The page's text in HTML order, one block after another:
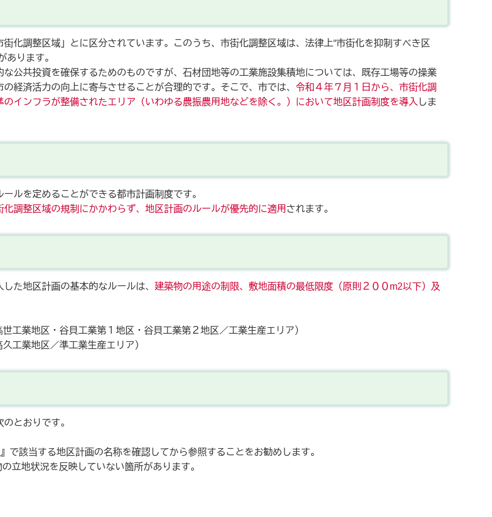
化調整区域」とに区分されています。このうち、市街化調整区域は、法律上“市街化を抑制すべき区
あります。
公共投資を確保するためのものですが、石材団地等の工業施設集積地については、既存工場等の操業
経済活力の向上に寄与させることが合理的です。そこで、市では、 令和４年７月１日から、市街化調
インフラが整備されたエリア（いわゆる農振農用地などを除く。）において地区計画制度を導入 しま
ルを定めることができる都市計画制度です。
化調整区域の規制にかかわらず、地区計画のルールが優先的に適用 されます。
た地区計画の基本的なルールは、 建築物の用途の制限、敷地面積の最低限度（原則２００m2以下）及
世工業地区・谷貝工業第１地区・谷貝工業第２地区／工業生産エリア）
久工業地区／準工業生産エリア）
とおりです。
』で該当する地区計画の名称を確認してから参照することをお勧めします。
立地状況を反映していない箇所があります。